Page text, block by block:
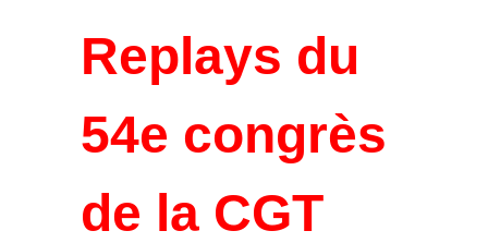
Replays du
54e congrès
de la CGT